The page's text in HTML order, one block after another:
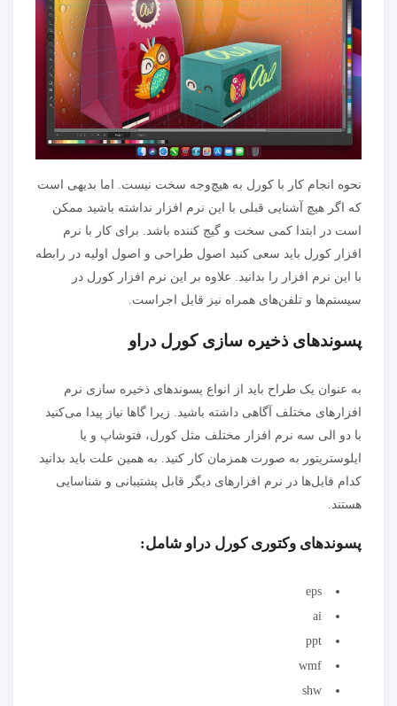
نحوه انجام کار با کورل به هیچ‌وجه سخت نیست. اما بدیهی است
که اگر هیچ‌ آشنایی قبلی با این نرم افزار نداشته باشید ممکن
است در ابتدا کمی سخت و گیج کننده باشد. برای کار با نرم
افزار کورل باید سعی کنید اصول طراحی و اصول اولیه در رابطه
با این نرم افزار را بدانید. علاوه بر این نرم افزار کورل در
سیستم‌ها و تلفن‌های همراه نیز قابل اجراست.
پسوندهای ذخیره سازی کورل دراو
به عنوان یک طراح باید از انواع پسوندهای ذخیره سازی نرم
افزارهای مختلف آگاهی داشته باشید. زیرا گاها نیاز پیدا می‌کنید
با دو الی سه نرم افزار مختلف مثل کورل، فتوشاپ و یا
ایلوستریتور به صورت همزمان کار کنید. به همین علت باید بدانید
کدام فایل‌ها در نرم افزارهای دیگر قابل پشتیبانی و شناسایی
هستند.
پسوندهای وکتوری کورل دراو شامل:
eps
ai
ppt
wmf
shw